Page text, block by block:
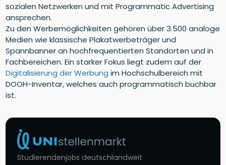
sozialen Netzwerken und mit Programmatic Advertising
ansprechen.
Zu den Werbemöglichkeiten gehören über 3.500 analoge
Medien wie klassische Plakatwerbeträger und
Spannbanner an hochfrequentierten Standorten und in
Fachbereichen. Ein starker Fokus liegt zudem auf der
Digitalisierung der Werbung im Hochschulbereich mit
DOOH-Inventar, welches auch programmatisch buchbar
ist.
Studierendenjobs deutschlandweit